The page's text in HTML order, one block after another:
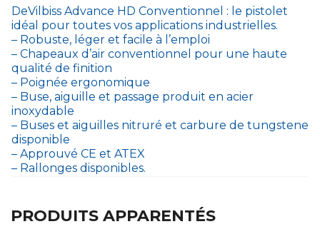
DeVilbiss Advance HD Conventionnel : le pistolet
idéal pour toutes vos applications industrielles.
– Robuste, léger et facile à l’emploi
– Chapeaux d’air conventionnel pour une haute
qualité de finition
– Poignée ergonomique
– Buse, aiguille et passage produit en acier
inoxydable
– Buses et aiguilles nitruré et carbure de tungstene
disponible
– Approuvé CE et ATEX
– Rallonges disponibles.
PRODUITS APPARENTÉS